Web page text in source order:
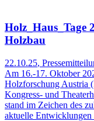
Holz_Haus_Tage
Holzbau
22.10.25,
Am 16.-17. Oktober
Holzforschung Austria
Kongress- und
stand im Zeichen des
aktuelle Entwicklungen